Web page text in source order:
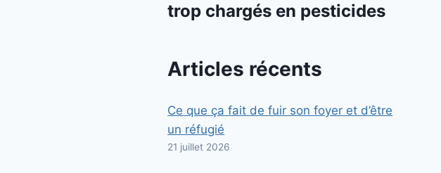
trop chargés en pesticides
Articles récents
Ce que ça fait de fuir son foyer et d’être
un réfugié
21 juillet 2026